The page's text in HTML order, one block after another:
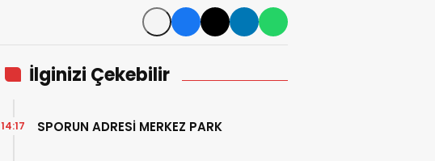
İlginizi Çekebilir
SPORUN ADRESİ MERKEZ PARK
14:17